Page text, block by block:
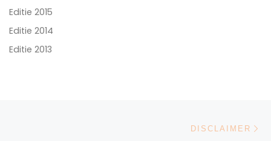
Editie 2015
Editie 2014
Editie 2013
DISCLAIMER